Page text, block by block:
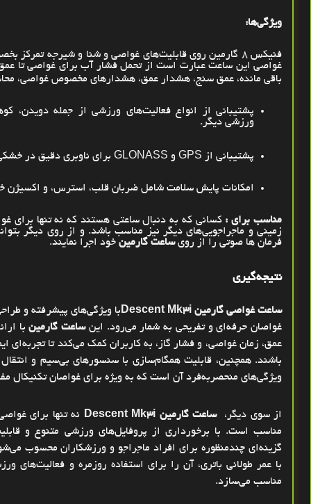
ویژگی‌ها:
فنیکس 8 گارمین روی قابلیت‌های غواصی و شنا و شیرجه تمرکز
باقی مانده، عمق سنج، هشدار عمق، هشدارهای مخصوص غواصی،
پشتیبانی از انواع فعالیت‌های ورزشی از جمله دویدن،
ورزشی دیگر .
پشتیبانی از GPS و GLONASS برای ناوبری دقیق در
امکانات پایش سلامت شامل ضربان قلب، استرس، و اکسیژن
مناسب برای: کسانی که به دنبال ساعتی هستند که نه تنها برای
زمینی و ماجراجویی‌های دیگر نیز مناسب باشد. و از روی دیگر
فرمان ها صوتی را از رویساعت گارمین خود اجرا نمایند.
نتیجه‌گیری
ساعت غواصی گارمین Descent Mk3iبا ویژگی‌های پیشرفته و
غواصان حرفه‌ای و تفریحی به شمار می‌رود. این ساعت گارمینبا
عمق، زمان غواصی، و فشار گاز، به کاربران کمک می‌کند تا
باشند. همچنین، قابلیت همگام‌سازی با سنسورهای بی‌سیم و
ویژگی‌های منحصربه‌فرد آن است که به ویژه برای غواصان تکنیکال
از سوی دیگر،ساعت گارمین Descent Mk3i نه ‌تنها برای
مناسب است. با برخورداری از پروفایل‌های ورزشی متنوع و
گزینه‌ای چندمنظوره برای افراد ماجراجو و ورزشکاران محسوب
با عمر طولانی باتری، آن را برای استفاده روزمره و
مناسب می‌سازد.